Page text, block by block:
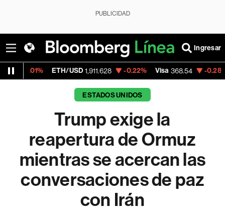
PUBLICIDAD
Ingresar
ETH/USD 1,911.628 -0.22% Visa 368.54 -0.28%
ESTADOS UNIDOS
Trump exige la
reapertura de Ormuz
mientras se acercan las
conversaciones de paz
con Irán